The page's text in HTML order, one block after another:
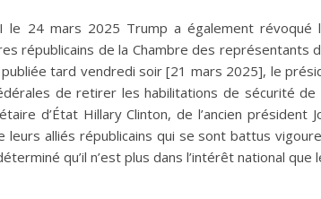
le 24 mars 2025 Trump a également révoqué
républicains de la Chambre des représentants
tard vendredi soir [21 mars 2025], le
de retirer les habilitations de sécurité de
d’État Hillary Clinton, de l’ancien
leurs alliés républicains qui se sont battus
qu’il n’est plus dans l’intérêt national